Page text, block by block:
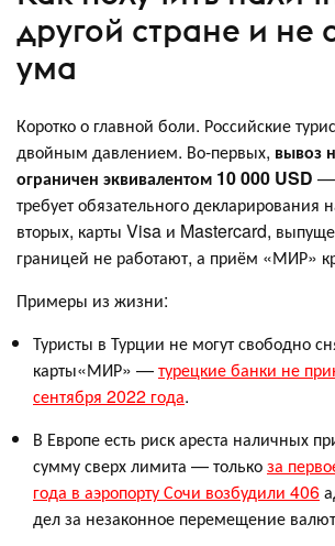
другой стране и не
ума
Коротко о главной боли. Российские
двойным давлением. Во-первых, вывоз
ограничен эквивалентом 10 000 USD —
требует обязательного декларирования
вторых, карты Visa и Mastercard,
границей не работают, а приём «МИР»
Примеры из жизни:
Туристы в Турции не могут свободно
карты«МИР» —турецкие банки не
сентября 2022 года.
В Европе есть риск ареста наличных
сумму сверх лимита — толькоза
года в аэропорту Сочи возбудили 406
дел за незаконное перемещение